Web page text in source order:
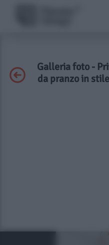
Galleria foto -
da pranzo in